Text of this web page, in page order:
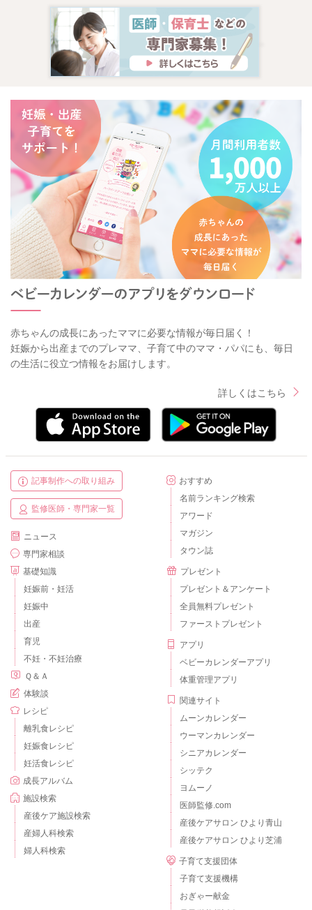
赤ちゃんの成長にあったママに必要な情報が毎日届く！
妊娠から出産までのプレママ、子育て中のママ・パパにも、毎日
の生活に役立つ情報をお届けします。
詳しくはこちら
記事制作への取り組み
監修医師・専門家一覧
ニュース
専門家相談
基礎知識
妊娠前・妊活
妊娠中
出産
育児
不妊・不妊治療
Ｑ＆Ａ
体験談
レシピ
離乳食レシピ
妊娠食レシピ
妊活食レシピ
成長アルバム
施設検索
産後ケア施設検索
産婦人科検索
婦人科検索
おすすめ
名前ランキング検索
アワード
マガジン
タウン誌
プレゼント
プレゼント＆アンケート
全員無料プレゼント
ファーストプレゼント
アプリ
ベビーカレンダーアプリ
体重管理アプリ
関連サイト
ムーンカレンダー
ウーマンカレンダー
シニアカレンダー
シッテク
ヨムーノ
医師監修.com
産後ケアサロン ひより青山
産後ケアサロン ひより芝浦
子育て支援団体
子育て支援機構
おぎゃー献金